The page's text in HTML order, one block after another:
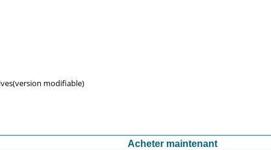
(version modifiable)
Acheter maintenant